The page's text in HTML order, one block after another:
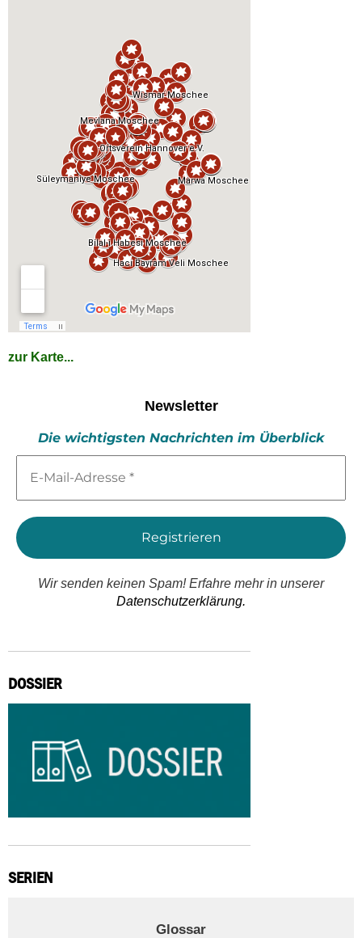
zur Karte...
Newsletter
Die wichtigsten Nachrichten im Überblick
Mail-
*
Wir senden keinen Spam! Erfahre mehr in unserer
Datenschutzerklärung.
DOSSIER
SERIEN
Glossar